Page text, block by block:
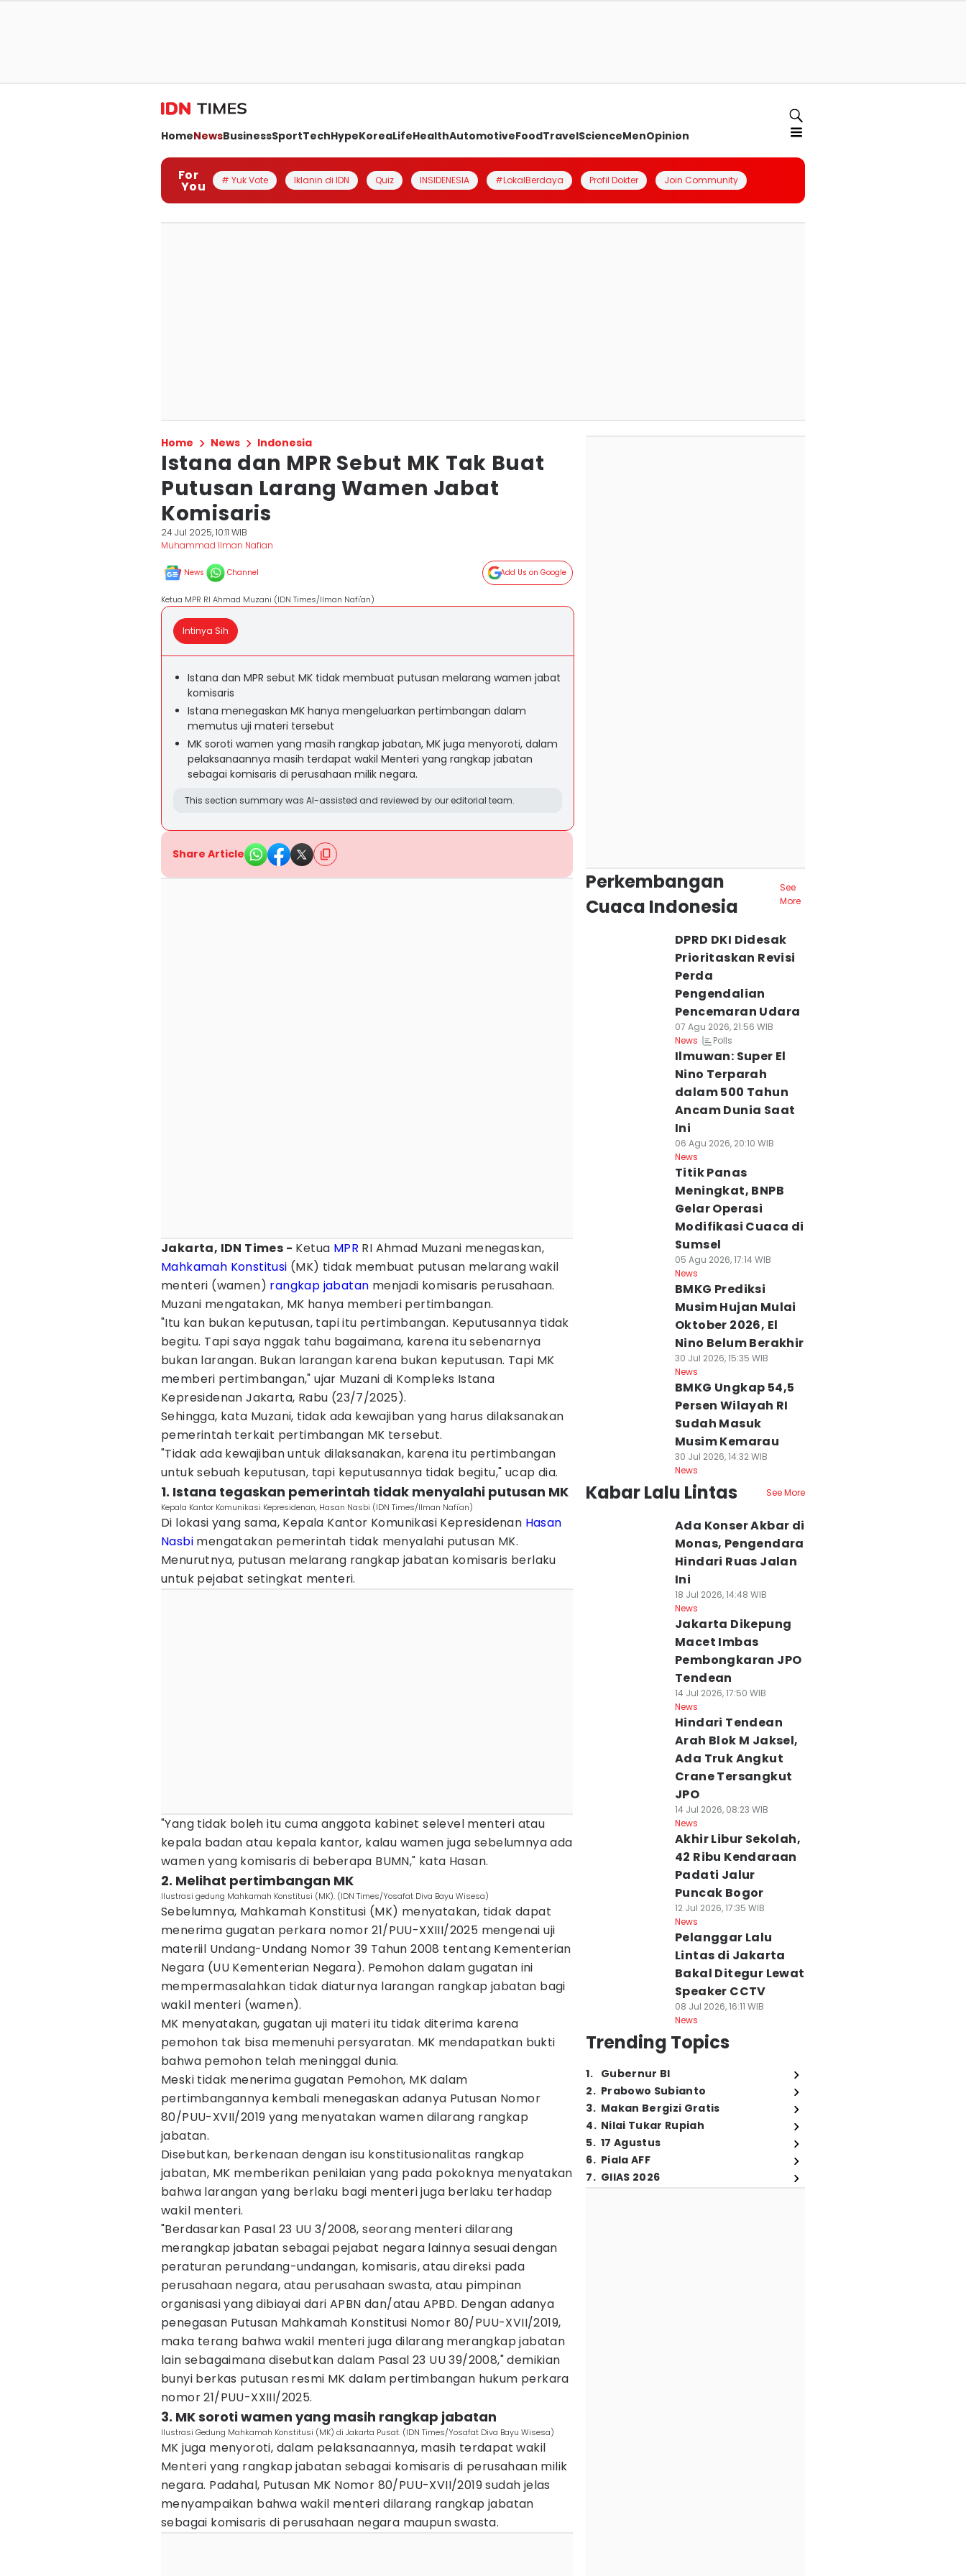
HomeNewsBusinessSportTechHypeKoreaLifeHealthAutomotiveFoodTravelScienceMenOpinion
For
You # Yuk Vote Iklanin di IDN Quiz INSIDENESIA #LokalBerdaya Profil Dokter Join Community
Home News Indonesia
Istana dan MPR Sebut MK Tak Buat
Putusan Larang Wamen Jabat
Komisaris
24 Jul 2025, 10:11 WIB
Muhammad Ilman Nafian
News Channel Add Us on Google
Ketua MPR RI Ahmad Muzani (IDN Times/Ilman Nafi'an)
Intinya Sih
Istana dan MPR sebut MK tidak membuat putusan melarang wamen jabat
komisaris
Istana menegaskan MK hanya mengeluarkan pertimbangan dalam
memutus uji materi tersebut
MK soroti wamen yang masih rangkap jabatan, MK juga menyoroti, dalam
pelaksanaannya masih terdapat wakil Menteri yang rangkap jabatan
sebagai komisaris di perusahaan milik negara.
This section summary was AI-assisted and reviewed by our editorial team.
Share Article
Jakarta, IDN Times - Ketua MPR RI Ahmad Muzani menegaskan,
Mahkamah Konstitusi (MK) tidak membuat putusan melarang wakil
menteri (wamen) rangkap jabatan menjadi komisaris perusahaan.
Muzani mengatakan, MK hanya memberi pertimbangan.
"Itu kan bukan keputusan, tapi itu pertimbangan. Keputusannya tidak
begitu. Tapi saya nggak tahu bagaimana, karena itu sebenarnya
bukan larangan. Bukan larangan karena bukan keputusan. Tapi MK
memberi pertimbangan," ujar Muzani di Kompleks Istana
Kepresidenan Jakarta, Rabu (23/7/2025).
Sehingga, kata Muzani, tidak ada kewajiban yang harus dilaksanakan
pemerintah terkait pertimbangan MK tersebut.
"Tidak ada kewajiban untuk dilaksanakan, karena itu pertimbangan
untuk sebuah keputusan, tapi keputusannya tidak begitu," ucap dia.
1. Istana tegaskan pemerintah tidak menyalahi putusan MK
Kepala Kantor Komunikasi Kepresidenan, Hasan Nasbi (IDN Times/Ilman Nafi'an)
Di lokasi yang sama, Kepala Kantor Komunikasi Kepresidenan Hasan
Nasbi mengatakan pemerintah tidak menyalahi putusan MK.
Menurutnya, putusan melarang rangkap jabatan komisaris berlaku
untuk pejabat setingkat menteri.
"Yang tidak boleh itu cuma anggota kabinet selevel menteri atau
kepala badan atau kepala kantor, kalau wamen juga sebelumnya ada
wamen yang komisaris di beberapa BUMN," kata Hasan.
2. Melihat pertimbangan MK
Ilustrasi gedung Mahkamah Konstitusi (MK). (IDN Times/Yosafat Diva Bayu Wisesa)
Sebelumnya, Mahkamah Konstitusi (MK) menyatakan, tidak dapat
menerima gugatan perkara nomor 21/PUU-XXIII/2025 mengenai uji
materiil Undang-Undang Nomor 39 Tahun 2008 tentang Kementerian
Negara (UU Kementerian Negara). Pemohon dalam gugatan ini
mempermasalahkan tidak diaturnya larangan rangkap jabatan bagi
wakil menteri (wamen).
MK menyatakan, gugatan uji materi itu tidak diterima karena
pemohon tak bisa memenuhi persyaratan. MK mendapatkan bukti
bahwa pemohon telah meninggal dunia.
Meski tidak menerima gugatan Pemohon, MK dalam
pertimbangannya kembali menegaskan adanya Putusan Nomor
80/PUU-XVII/2019 yang menyatakan wamen dilarang rangkap
jabatan.
Disebutkan, berkenaan dengan isu konstitusionalitas rangkap
jabatan, MK memberikan penilaian yang pada pokoknya menyatakan
bahwa larangan yang berlaku bagi menteri juga berlaku terhadap
wakil menteri.
"Berdasarkan Pasal 23 UU 3/2008, seorang menteri dilarang
merangkap jabatan sebagai pejabat negara lainnya sesuai dengan
peraturan perundang-undangan, komisaris, atau direksi pada
perusahaan negara, atau perusahaan swasta, atau pimpinan
organisasi yang dibiayai dari APBN dan/atau APBD. Dengan adanya
penegasan Putusan Mahkamah Konstitusi Nomor 80/PUU-XVII/2019,
maka terang bahwa wakil menteri juga dilarang merangkap jabatan
lain sebagaimana disebutkan dalam Pasal 23 UU 39/2008," demikian
bunyi berkas putusan resmi MK dalam pertimbangan hukum perkara
nomor 21/PUU-XXIII/2025.
3. MK soroti wamen yang masih rangkap jabatan
Ilustrasi Gedung Mahkamah Konstitusi (MK) di Jakarta Pusat. (IDN Times/Yosafat Diva Bayu Wisesa)
MK juga menyoroti, dalam pelaksanaannya, masih terdapat wakil
Menteri yang rangkap jabatan sebagai komisaris di perusahaan milik
negara. Padahal, Putusan MK Nomor 80/PUU-XVII/2019 sudah jelas
menyampaikan bahwa wakil menteri dilarang rangkap jabatan
sebagai komisaris di perusahaan negara maupun swasta.
Perkembangan
Cuaca Indonesia
See
More
DPRD DKI Didesak
Prioritaskan Revisi
Perda
Pengendalian
Pencemaran Udara
07 Agu 2026, 21:56 WIB
News
Polls
Ilmuwan: Super El
Nino Terparah
dalam 500 Tahun
Ancam Dunia Saat
Ini
06 Agu 2026, 20:10 WIB
News
Titik Panas
Meningkat, BNPB
Gelar Operasi
Modifikasi Cuaca di
Sumsel
05 Agu 2026, 17:14 WIB
News
BMKG Prediksi
Musim Hujan Mulai
Oktober 2026, El
Nino Belum Berakhir
30 Jul 2026, 15:35 WIB
News
BMKG Ungkap 54,5
Persen Wilayah RI
Sudah Masuk
Musim Kemarau
30 Jul 2026, 14:32 WIB
News
Kabar Lalu Lintas See More
Ada Konser Akbar di
Monas, Pengendara
Hindari Ruas Jalan
Ini
18 Jul 2026, 14:48 WIB
News
Jakarta Dikepung
Macet Imbas
Pembongkaran JPO
Tendean
14 Jul 2026, 17:50 WIB
News
Hindari Tendean
Arah Blok M Jaksel,
Ada Truk Angkut
Crane Tersangkut
JPO
14 Jul 2026, 08:23 WIB
News
Akhir Libur Sekolah,
42 Ribu Kendaraan
Padati Jalur
Puncak Bogor
12 Jul 2026, 17:35 WIB
News
Pelanggar Lalu
Lintas di Jakarta
Bakal Ditegur Lewat
Speaker CCTV
08 Jul 2026, 16:11 WIB
News
Trending Topics
1. Gubernur BI
2. Prabowo Subianto
3. Makan Bergizi Gratis
4. Nilai Tukar Rupiah
5. 17 Agustus
6. Piala AFF
7. GIIAS 2026